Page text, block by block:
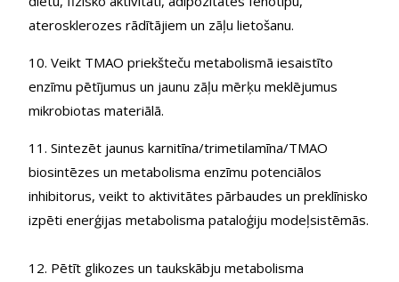
aterosklerozes rādītājiem un zāļu lietošanu.
10. Veikt TMAO priekšteču metabolismā iesaistīto
enzīmu pētījumus un jaunu zāļu mērķu meklējumus
mikrobiotas materiālā.
11. Sintezēt jaunus karnitīna/trimetilamīna/TMAO
biosintēzes un metabolisma enzīmu potenciālos
inhibitorus, veikt to aktivitātes pārbaudes un preklīnisko
izpēti enerģijas metabolisma pataloģiju modeļsistēmās.
12. Pētīt glikozes un taukskābju metabolisma